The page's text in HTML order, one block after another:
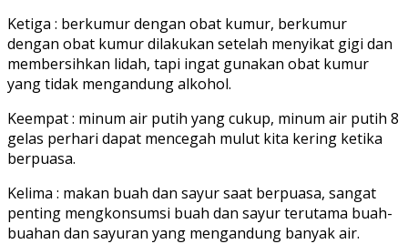
Ketiga : berkumur dengan obat kumur, berkumur
dengan obat kumur dilakukan setelah menyikat gigi dan
membersihkan lidah, tapi ingat gunakan obat kumur
yang tidak mengandung alkohol.
Keempat : minum air putih yang cukup, minum air putih 8
gelas perhari dapat mencegah mulut kita kering ketika
berpuasa.
Kelima : makan buah dan sayur saat berpuasa, sangat
penting mengkonsumsi buah dan sayur terutama buah-
buahan dan sayuran yang mengandung banyak air.